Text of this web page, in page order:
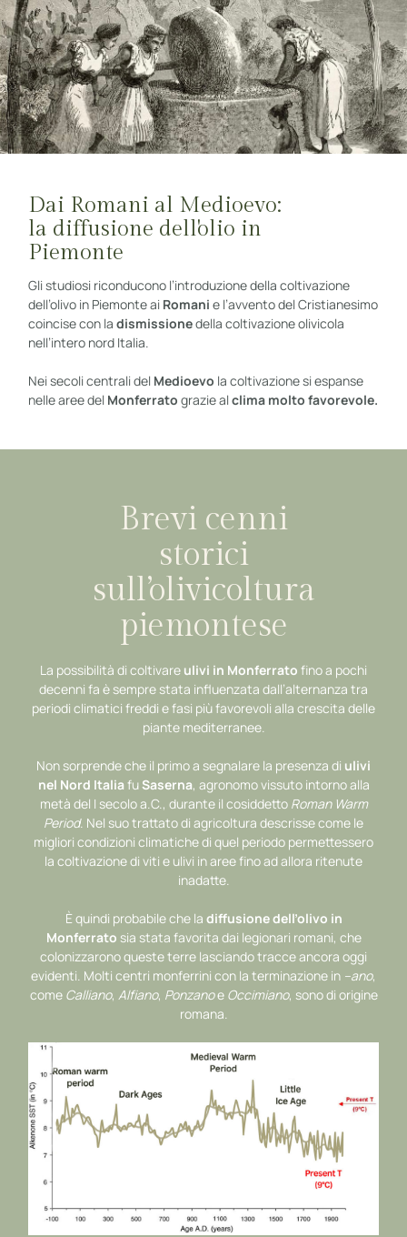
Dai Romani al Medioevo:
la diffusione dell'olio in
Piemonte
Gli studiosi riconducono l’introduzione della coltivazione
dell’olivo in Piemonte ai Romani e l’avvento del Cristianesimo
coincise con ladismissionedella coltivazione olivicola
nell’intero nord Italia.
Nei secoli centrali del Medioevo la coltivazione si espanse
nelle aree del Monferrato grazie alclima molto favorevole.
Brevi cenni
storici
sull’olivicoltura
piemontese
La possibilità di coltivare ulivi in Monferrato fino a pochi
decenni fa è sempre stata influenzata dall’alternanza tra
periodi climatici freddi e fasi più favorevoli alla crescita delle
piante mediterranee.
Non sorprende che il primo a segnalare la presenza di ulivi
nel Nord Italia fuSaserna, agronomo vissuto intorno alla
metà del I secolo a.C., durante il cosiddetto Roman Warm
Period. Nel suo trattato di agricoltura descrisse come le
migliori condizioni climatiche di quel periodo permettessero
la coltivazione di viti e ulivi in aree fino ad allora ritenute
inadatte.
È quindi probabile che la diffusione dell’olivo in
Monferrato sia stata favorita dai legionari romani, che
colonizzarono queste terre lasciando tracce ancora oggi
evidenti. Molti centri monferrini con la terminazione in –ano,
come Calliano, Alfiano, Ponzanoe Occimiano, sono di origine
romana.